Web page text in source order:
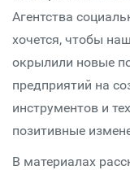
Агентства
хочется, чтобы
окрылили новые
предприятий на
инструментов и
позитивные
В материалах